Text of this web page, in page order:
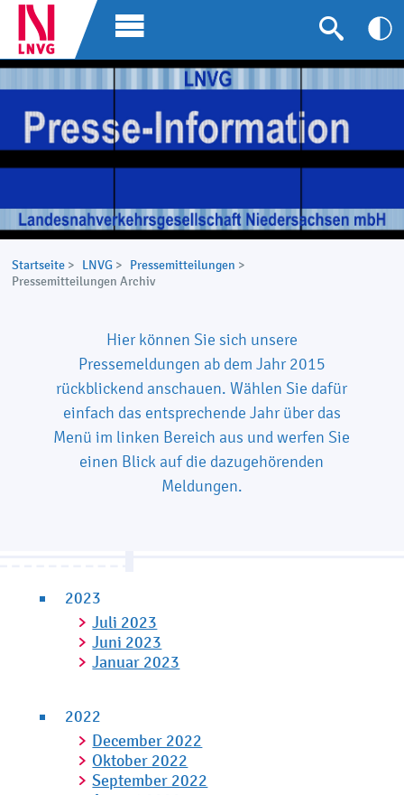
Startseite > LNVG > Pressemitteilungen >
Pressemitteilungen Archiv
Hier können Sie sich unsere
Pressemeldungen ab dem Jahr 2015
rückblickend anschauen. Wählen Sie dafür
einfach das entsprechende Jahr über das
Menü im linken Bereich aus und werfen Sie
einen Blick auf die dazugehörenden
Meldungen.
2023
Juli 2023
Juni 2023
Januar 2023
2022
December 2022
Oktober 2022
September 2022